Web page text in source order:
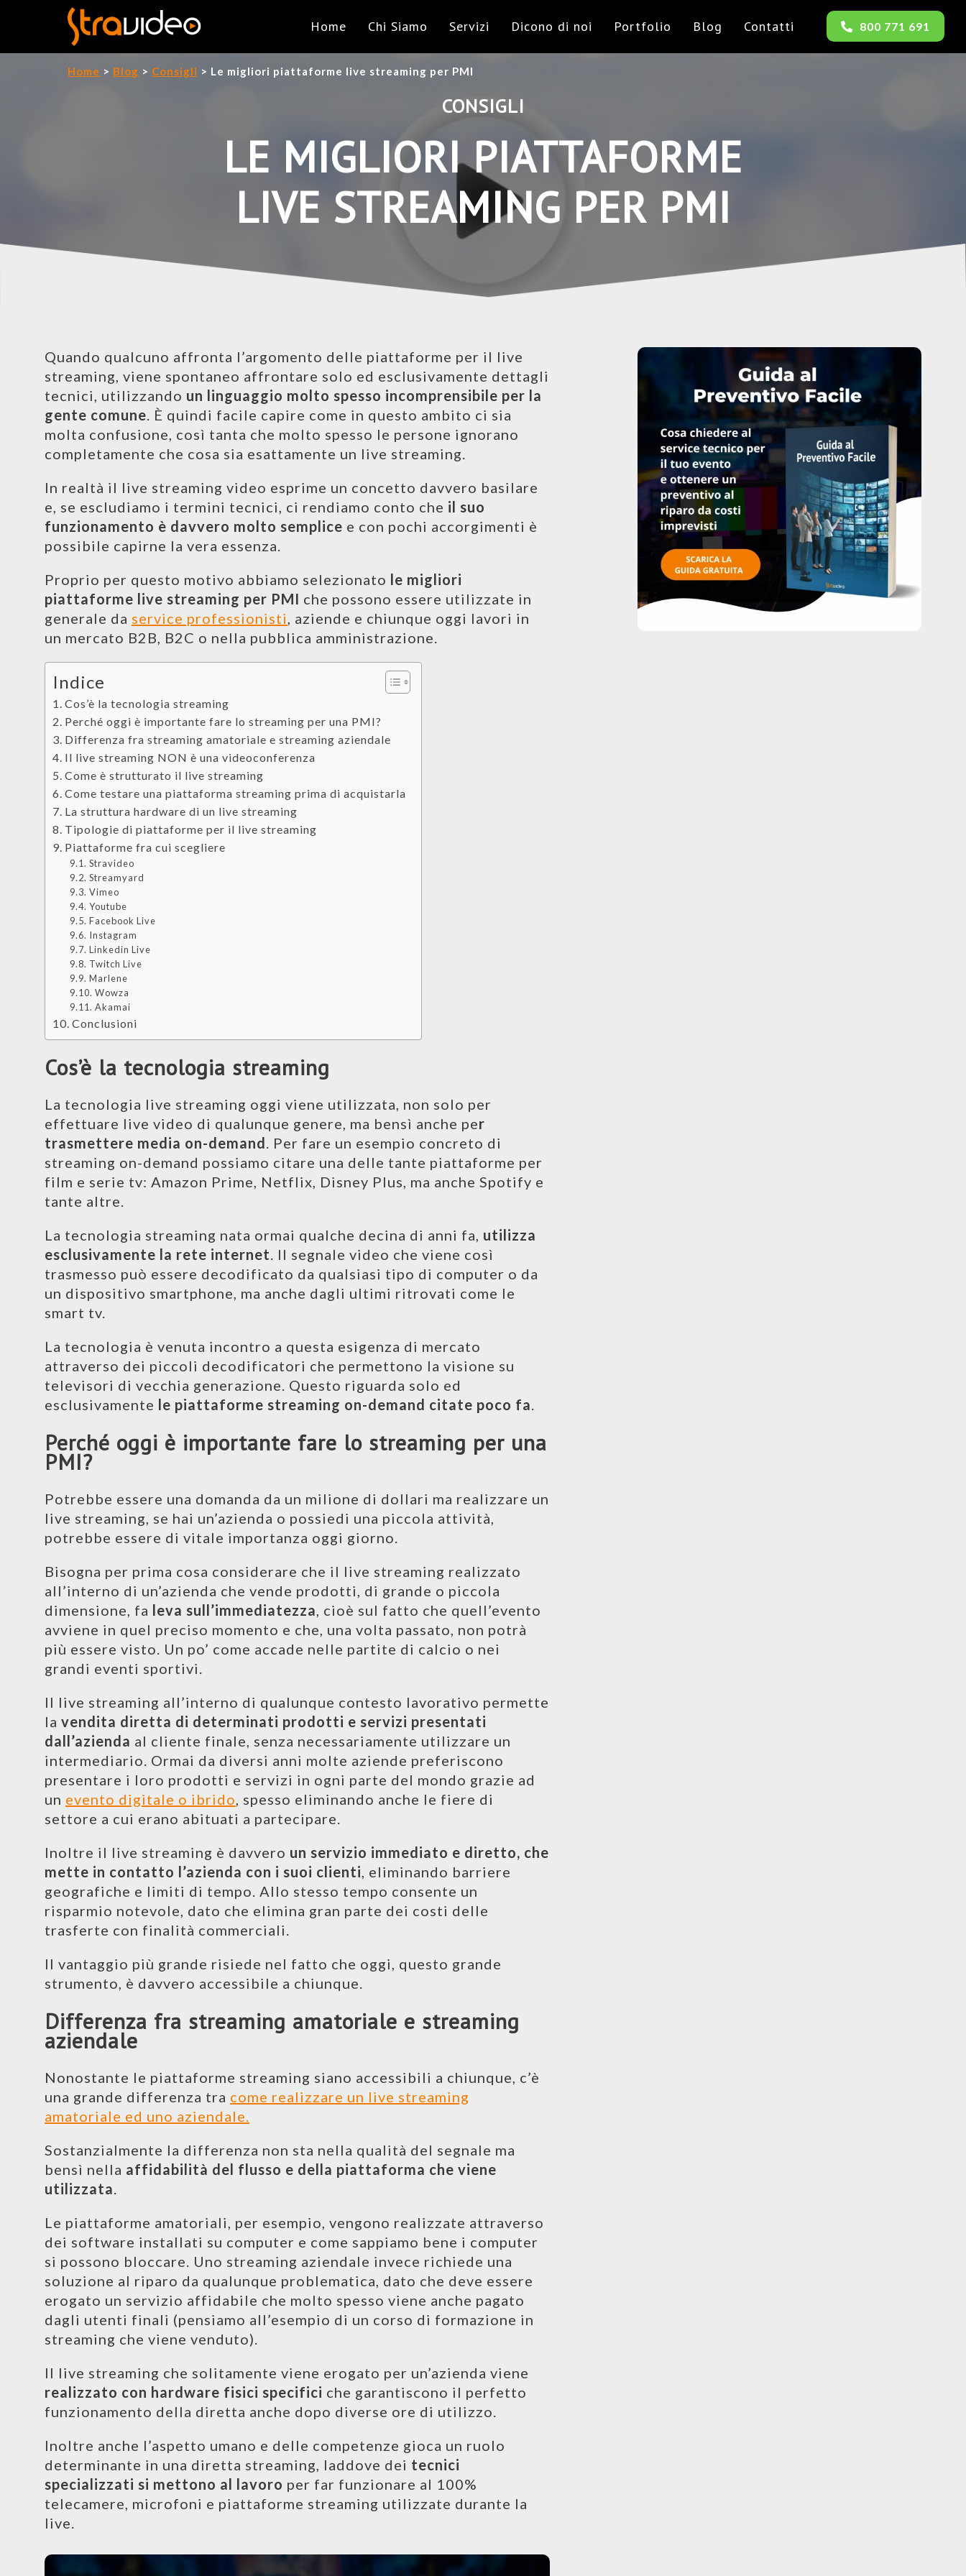
800 771 691
Home Chi Siamo Servizi Dicono di noi Portfolio Blog Contatti
Home > Blog > Consigli > Le migliori piattaforme live streaming per PMI
CONSIGLI
LE MIGLIORI PIATTAFORME
LIVE STREAMING PER PMI
Quando qualcuno affronta l’argomento delle piattaforme per il live
streaming, viene spontaneo affrontare solo ed esclusivamente dettagli
tecnici, utilizzando un linguaggio molto spesso incomprensibile per la
gente comune . È quindi facile capire come in questo ambito ci sia
molta confusione, così tanta che molto spesso le persone ignorano
completamente che cosa sia esattamente un live streaming.
In realtà il live streaming video esprime un concetto davvero basilare
e, se escludiamo i termini tecnici, ci rendiamo conto che il suo
funzionamento è davvero molto semplice e con pochi accorgimenti è
possibile capirne la vera essenza.
Proprio per questo motivo abbiamo selezionato le migliori
piattaforme live streaming per PMI che possono essere utilizzate in
generale da service professionisti , aziende e chiunque oggi lavori in
un mercato B2B, B2C o nella pubblica amministrazione.
Indice
Cos’è la tecnologia streaming
Perché oggi è importante fare lo streaming per una PMI?
Differenza fra streaming amatoriale e streaming aziendale
Il live streaming NON è una videoconferenza
Come è strutturato il live streaming
Come testare una piattaforma streaming prima di acquistarla
La struttura hardware di un live streaming
Tipologie di piattaforme per il live streaming
Piattaforme fra cui scegliere
Stravideo
Streamyard
Vimeo
Youtube
Facebook Live
Instagram
Linkedin Live
Twitch Live
Marlene
Wowza
Akamai
Conclusioni
Cos’è la tecnologia streaming
La tecnologia live streaming oggi viene utilizzata, non solo per
effettuare live video di qualunque genere, ma bensì anche per
trasmettere media on-demand. Per fare un esempio concreto di
streaming on-demand possiamo citare una delle tante piattaforme per
film e serie tv: Amazon Prime, Netflix, Disney Plus, ma anche Spotify e
tante altre.
La tecnologia streaming nata ormai qualche decina di anni fa, utilizza
esclusivamente la rete internet. Il segnale video che viene così
trasmesso può essere decodificato da qualsiasi tipo di computer o da
un dispositivo smartphone, ma anche dagli ultimi ritrovati come le
smart tv.
La tecnologia è venuta incontro a questa esigenza di mercato
attraverso dei piccoli decodificatori che permettono la visione su
televisori di vecchia generazione. Questo riguarda solo ed
esclusivamente le piattaforme streaming on-demand citate poco fa.
Perché oggi è importante fare lo streaming per una
PMI?
Potrebbe essere una domanda da un milione di dollari ma realizzare un
live streaming, se hai un’azienda o possiedi una piccola attività,
potrebbe essere di vitale importanza oggi giorno.
Bisogna per prima cosa considerare che il live streaming realizzato
all’interno di un’azienda che vende prodotti, di grande o piccola
dimensione, fa leva sull’immediatezza, cioè sul fatto che quell’evento
avviene in quel preciso momento e che, una volta passato, non potrà
più essere visto. Un po’ come accade nelle partite di calcio o nei
grandi eventi sportivi.
Il live streaming all’interno di qualunque contesto lavorativo permette
la vendita diretta di determinati prodotti e servizi presentati
dall’azienda al cliente finale, senza necessariamente utilizzare un
intermediario. Ormai da diversi anni molte aziende preferiscono
presentare i loro prodotti e servizi in ogni parte del mondo grazie ad
un evento digitale o ibrido, spesso eliminando anche le fiere di
settore a cui erano abituati a partecipare.
Inoltre il live streaming è davvero un servizio immediato e diretto, che
mette in contatto l’azienda con i suoi clienti, eliminando barriere
geografiche e limiti di tempo. Allo stesso tempo consente un
risparmio notevole, dato che elimina gran parte dei costi delle
trasferte con finalità commerciali.
Il vantaggio più grande risiede nel fatto che oggi, questo grande
strumento, è davvero accessibile a chiunque.
Differenza fra streaming amatoriale e streaming
aziendale
Nonostante le piattaforme streaming siano accessibili a chiunque, c’è
una grande differenza tra come realizzare un live streaming
amatoriale ed uno aziendale.
Sostanzialmente la differenza non sta nella qualità del segnale ma
bensì nella affidabilità del flusso e della piattaforma che viene
utilizzata.
Le piattaforme amatoriali, per esempio, vengono realizzate attraverso
dei software installati su computer e come sappiamo bene i computer
si possono bloccare. Uno streaming aziendale invece richiede una
soluzione al riparo da qualunque problematica, dato che deve essere
erogato un servizio affidabile che molto spesso viene anche pagato
dagli utenti finali (pensiamo all’esempio di un corso di formazione in
streaming che viene venduto).
Il live streaming che solitamente viene erogato per un’azienda viene
realizzato con hardware fisici specifici che garantiscono il perfetto
funzionamento della diretta anche dopo diverse ore di utilizzo.
Inoltre anche l’aspetto umano e delle competenze gioca un ruolo
determinante in una diretta streaming, laddove dei tecnici
specializzati si mettono al lavoro per far funzionare al 100%
telecamere, microfoni e piattaforme streaming utilizzate durante la
live.